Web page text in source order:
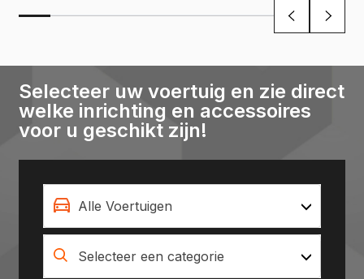
Selecteer uw voertuig en zie direct
welke inrichting en accessoires
voor u geschikt zijn!
Alle Voertuigen
Selecteer een categorie